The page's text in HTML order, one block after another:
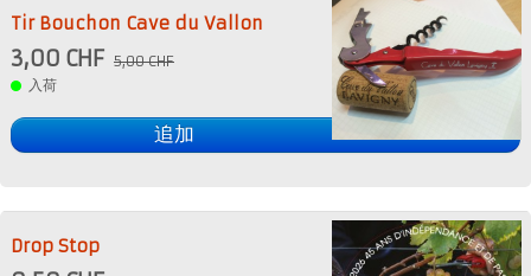
Tir Bouchon Cave du Vallon
3,00 CHF 5,00 CHF
入荷
追加
Drop Stop